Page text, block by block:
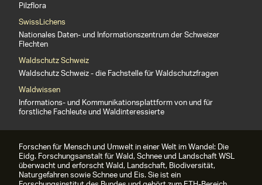
Pilzflora
SwissLichens
Nationales Daten- und Informationszentrum der Schweizer
Flechten
Waldschutz Schweiz
Waldschutz Schweiz - die Fachstelle für Waldschutzfragen
Waldwissen
Informations- und Kommunikationsplattform von und für
forstliche Fachleute und Waldinteressierte
Forschen für Mensch und Umwelt in einer Welt im Wandel: Die
Eidg. Forschungsanstalt für Wald, Schnee und Landschaft WSL
überwacht und erforscht Wald, Landschaft, Biodiversität,
Naturgefahren sowie Schnee und Eis. Sie ist ein